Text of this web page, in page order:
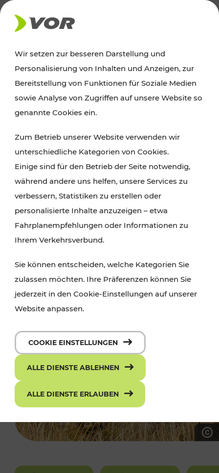
AKTUELLES
Ausflugstipps
Wien, Niederösterreich und das Burgenland
Wanderungen, Kultur und Gastronomie,
Radtouren oder purer Naturgenuss – viele
Attraktionen sind mit den Ticket- und Fahrplan-
Angeboten des VOR gut und schnell erreichbar.
Wir setzen zur besseren Darstellung und
Personalisierung von Inhalten und Anzeigen, zur
Bereitstellung von Funktionen für Soziale Medien
sowie Analyse von Zugriffen auf unsere Website so
genannte Cookies ein.
Zum Betrieb unserer Website verwenden wir
unterschiedliche Kategorien von Cookies.
Einige sind für den Betrieb der Seite notwendig,
während andere uns helfen, unsere Services zu
verbessern, Statistiken zu erstellen oder
personalisierte Inhalte anzuzeigen – etwa
Fahrplanempfehlungen oder Informationen zu
Ihrem Verkehrsverbund.
Sie können entscheiden, welche Kategorien Sie
zulassen möchten. Ihre Präferenzen können Sie
jederzeit in den Cookie-Einstellungen auf unserer
Website anpassen.
COOKIE EINSTELLUNGEN
ALLE DIENSTE ABLEHNEN
ALLE DIENSTE ERLAUBEN